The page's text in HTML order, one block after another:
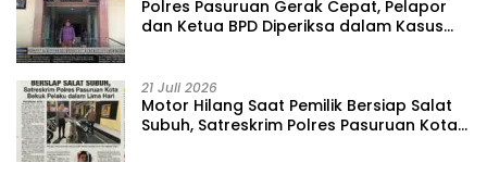
‎Polres Pasuruan Gerak Cepat, Pelapor
dan Ketua BPD Diperiksa dalam Kasus
21 Juli 2026
‎Motor Hilang Saat Pemilik Bersiap Salat
Subuh, Satreskrim Polres Pasuruan Kota